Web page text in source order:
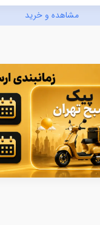
مشاهده و خرید